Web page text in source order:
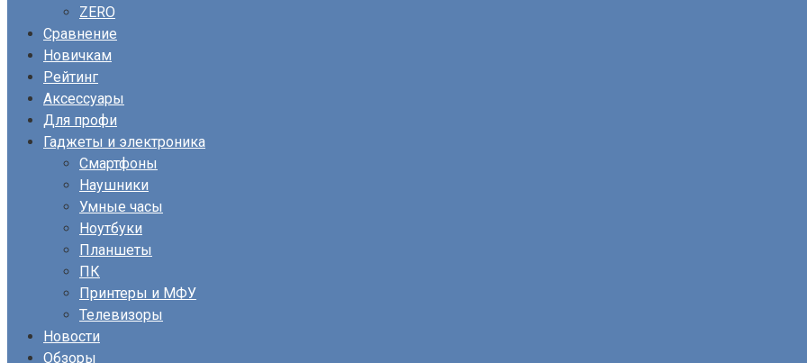
ZERO
Сравнение
Новичкам
Рейтинг
Аксессуары
Для профи
Гаджеты и электроника
Смартфоны
Наушники
Умные часы
Ноутбуки
Планшеты
ПК
Принтеры и МФУ
Телевизоры
Новости
Обзоры